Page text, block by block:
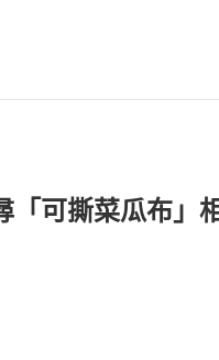
「可撕菜瓜布」